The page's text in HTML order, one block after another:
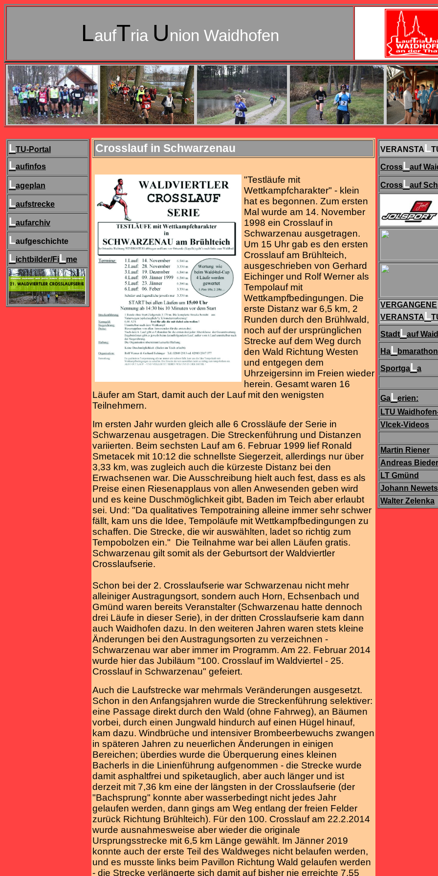
LaufTria Union Waidhofen
LTU-Portal
Laufinfos
Lageplan
Laufstrecke
Laufarchiv
Laufgeschichte
Lichtbilder/FiLme
Crosslauf in Schwarzenau
"Testläufe mit
Wettkampfcharakter" - klein
hat es begonnen. Zum ersten
Mal wurde am 14. November
1998 ein Crosslauf in
Schwarzenau ausgetragen.
Um 15 Uhr gab es den ersten
Crosslauf am Brühlteich,
ausgeschrieben von Gerhard
Eichinger und Rolf Werner als
Tempolauf mit
Wettkampfbedingungen. Die
erste Distanz war 6,5 km, 2
Runden durch den Brühlwald,
noch auf der ursprünglichen
Strecke auf dem Weg durch
den Wald Richtung Westen
und entgegen dem
Uhrzeigersinn im Freien wieder
herein. Gesamt waren 16
Läufer am Start, damit auch der Lauf mit den wenigsten
Teilnehmern.
Im ersten Jahr wurden gleich alle 6 Crossläufe der Serie in
Schwarzenau ausgetragen. Die Streckenführung und Distanzen
variierten. Beim sechsten Lauf am 6. Februar 1999 lief Ronald
Smetacek mit 10:12 die schnellste Siegerzeit, allerdings nur über
3,33 km, was zugleich auch die kürzeste Distanz bei den
Erwachsenen war. Die Ausschreibung hielt auch fest, dass es als
Preise einen Riesenapplaus von allen Anwesenden geben wird
und es keine Duschmöglichkeit gibt, Baden im Teich aber erlaubt
sei. Und: "Da qualitatives Tempotraining alleine immer sehr schwer
fällt, kam uns die Idee, Tempoläufe mit Wettkampfbedingungen zu
schaffen. Die Strecke, die wir auswählten, ladet so richtig zum
Tempobolzen ein." Die Teilnahme war bei allen Läufen gratis.
Schwarzenau gilt somit als der Geburtsort der Waldviertler
Crosslaufserie.
Schon bei der 2. Crosslaufserie war Schwarzenau nicht mehr
alleiniger Austragungsort, sondern auch Horn, Echsenbach und
Gmünd waren bereits Veranstalter (Schwarzenau hatte dennoch
drei Läufe in dieser Serie), in der dritten Crosslaufserie kam dann
auch Waidhofen dazu. In den weiteren Jahren waren stets kleine
Änderungen bei den Austragungsorten zu verzeichnen -
Schwarzenau war aber immer im Programm. Am 22. Februar 2014
wurde hier das Jubiläum "100. Crosslauf im Waldviertel - 25.
Crosslauf in Schwarzenau" gefeiert.
Auch die Laufstrecke war mehrmals Veränderungen ausgesetzt.
Schon in den Anfangsjahren wurde die Streckenführung selektiver:
eine Passage direkt durch den Wald (ohne Fahrweg), an Bäumen
vorbei, durch einen Jungwald hindurch auf einen Hügel hinauf,
kam dazu. Windbrüche und intensiver Brombeerbewuchs zwangen
in späteren Jahren zu neuerlichen Änderungen in einigen
Bereichen; überdies wurde die Überquerung eines kleinen
Bacherls in die Linienführung aufgenommen - die Strecke wurde
damit asphaltfrei und spiketauglich, aber auch länger und ist
derzeit mit 7,36 km eine der längsten in der Crosslaufserie (der
"Bachsprung" konnte aber wasserbedingt nicht jedes Jahr
gelaufen werden, dann gings am Weg entlang der freien Felder
zurück Richtung Brühlteich). Für den 100. Crosslauf am 22.2.2014
wurde ausnahmesweise aber wieder die originale
Ursprungsstrecke mit 6,5 km Länge gewählt. Im Jänner 2019
konnte auch der erste Teil des Waldweges nicht belaufen werden,
und es musste links beim Pavillon Richtung Wald gelaufen werden
- die Strecke verlängerte sich damit auf bisher nie erreichte 7,55
VERANSTAL
CrossLauf
CrossLauf
VERGANGENE
VERANSTAL
StadtLauf
HaLbmarathon
SportgaLa
GaLerien:
LTU
Vlcek-Videos
Martin Riener
Andreas
LT Gmünd
Johann
Walter Zelenka